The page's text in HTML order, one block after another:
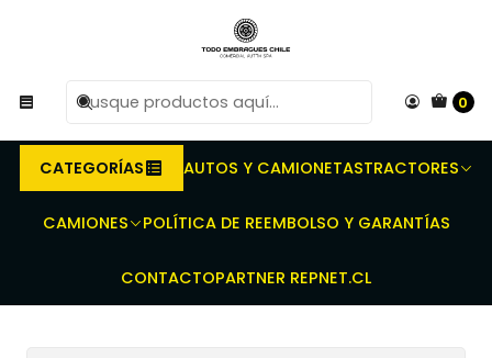
0
CATEGORÍAS AUTOS Y CAMIONETASTRACTORES
CAMIONES POLÍTICA DE REEMBOLSO Y GARANTÍAS
CONTACTOPARTNER REPNET.CL
Compra antes de las 10 AM de Lunes a Viernes y
entregaremos al transporte en un máximo de 24 hrs hábiles.
Inicio
Rodamientos - Kit completo
FORD NEW CARGO
1723 2012->